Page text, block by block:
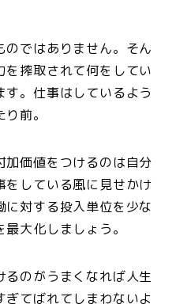
ではありません。そん
搾取されて何をしてい
。仕事はしているよう
前。
加価値をつけるのは自分
している風に見せかけ
に対する投入単位を少な
大化しましょう。
のがうまくなれば人生
てばれてしまわないよ